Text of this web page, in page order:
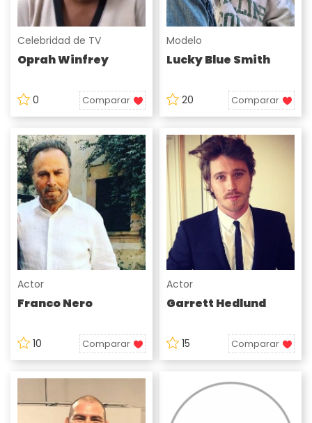
Celebridad de TV
Oprah Winfrey
0 Comparar
Modelo
Lucky Blue Smith
20 Comparar
Actor
Franco Nero
10 Comparar
Actor
Garrett Hedlund
15 Comparar